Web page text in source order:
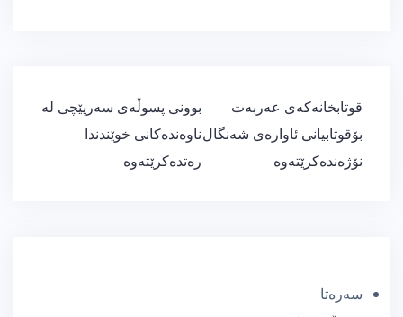
ڕێدۆزیی
بابەت
بوونی پسوڵه‌ی سه‌رپێچی له‌
ناوه‌نده‌كانی خوێندندا
ره‌تده‌كرێته‌وه‌
قوتابخانه‌كه‌ی عه‌ربه‌ت
بۆقوتابیانی ئاواره‌ی شه‌نگال
نۆژه‌نده‌كرێته‌وه‌
سەرەتا